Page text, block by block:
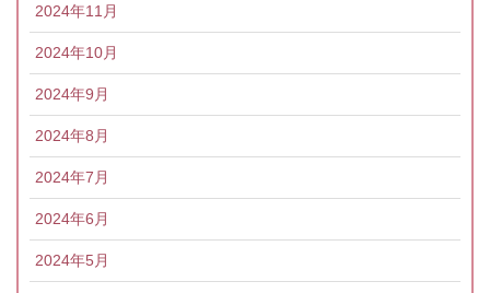
2024年11月
2024年10月
2024年9月
2024年8月
2024年7月
2024年6月
2024年5月